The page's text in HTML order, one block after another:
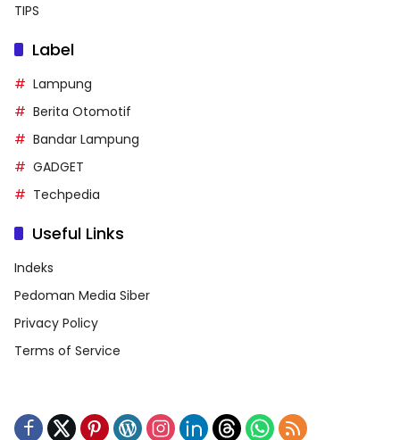
TIPS
Label
Lampung
Berita Otomotif
Bandar Lampung
GADGET
Techpedia
Useful Links
Indeks
Pedoman Media Siber
Privacy Policy
Terms of Service